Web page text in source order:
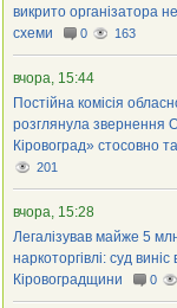
викрито організатора
схеми
0 163
вчора, 15:44
Постійна комісія
розглянула звернення
Кіровоград» стосовно
201
вчора, 15:28
Легалізував майже 5
наркоторгівлі: суд
Кіровоградщини
0